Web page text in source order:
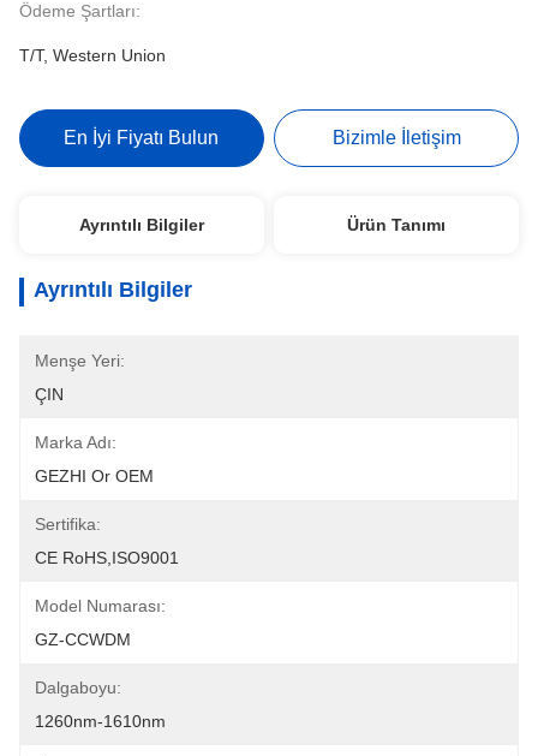
Ödeme Şartları:
T/T, Western Union
En İyi Fiyatı Bulun Bizimle İletişim
Ayrıntılı Bilgiler Ürün Tanımı
Ayrıntılı Bilgiler
Menşe Yeri:
ÇIN
Marka Adı:
GEZHI Or OEM
Sertifika:
CE RoHS,ISO9001
Model Numarası:
GZ-CCWDM
Dalgaboyu:
1260nm-1610nm